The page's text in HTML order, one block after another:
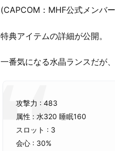
(CAPCOM：MHF公式メンバ
特典アイテムの詳細が公開。
一番気になる水晶ランスだが
攻撃力 : 483
属性 : 水320 睡眠160
スロット : 3
会心 : 30%